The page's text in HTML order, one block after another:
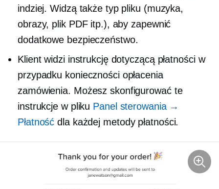
indziej. Widzą także typ pliku (muzyka,
obrazy, plik PDF itp.), aby zapewnić
dodatkowe bezpieczeństwo.
Klient widzi instrukcję dotyczącą płatności w
przypadku konieczności opłacenia
zamówienia. Możesz skonfigurować te
instrukcje w pliku Panel sterowania →
Płatność dla każdej metody płatności.